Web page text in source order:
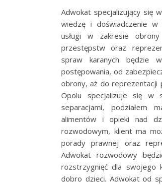
Adwokat specjalizujący się
wiedzę i doświadczenie w
usługi w zakresie
przestępstw oraz
spraw karanych będzie
postępowania, od
obrony, aż do
Opolu specjalizuje się w
separacjami, podziałem
alimentów i opieki nad
rozwodowym, klient ma
porady prawnej oraz
Adwokat rozwodowy
rozstrzygnięć dla swojego
dobro dzieci. Adwokat od